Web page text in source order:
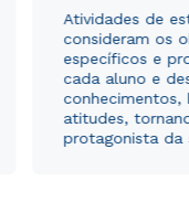
Atividades de
consideram os
específicos e
cada aluno e
conhecimentos,
atitudes,
protagonista da